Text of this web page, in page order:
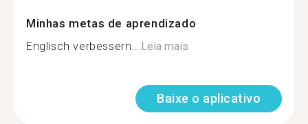
Minhas metas de aprendizado
Englisch verbessern...Leia mais
Baixe o aplicativo